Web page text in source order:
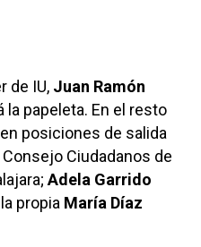
de IU, Juan Ramón
la papeleta. En el resto
posiciones de salida
Ciudadanos de
Adela Garrido
propia María Díaz